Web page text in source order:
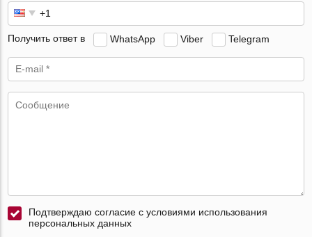
Получить ответ в WhatsApp Viber Telegram
Подтверждаю согласие с условиями использования
персональных данных